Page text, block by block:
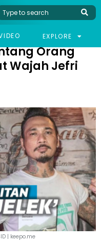
EXPLORE
ORANG JELEK, JERINX SID SEBUT
Orang
Wajah Jefri
| keepo.me